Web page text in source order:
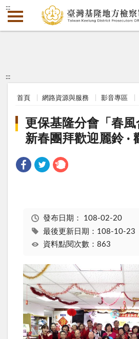
:::
:::
首頁 網路資源與服務 影音專區
更保基隆分會「春
新春團拜歡迎麗鈴 ·
發布日期： 108-02-20
最後更新日期：108-10-23
資料點閱次數：863